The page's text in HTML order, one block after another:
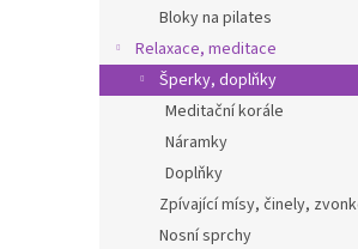
Bloky na pilates
Relaxace, meditace
Šperky, doplňky
Meditační korále
Náramky
Doplňky
Zpívající mísy, činely,
Nosní sprchy